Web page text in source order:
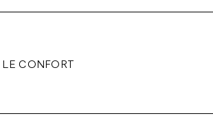
CONFORT